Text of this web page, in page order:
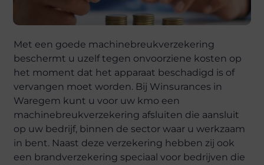
Met een goede machinebreukverzekering
beschermt u uzelf tegen onvoorziene kosten op
het moment dat het apparaat beschadigd is of
vervangen moet worden. Bij Winsurances in
Waregem kunt u voor uw kmo een
machinebreukverzekering afsluiten die aansluit
op uw bedrijf, binnen de sector waar u werkzaam
in bent. Naast deze verzekering hebben zij ook
een brandverzekering speciaal voor bedrijven die